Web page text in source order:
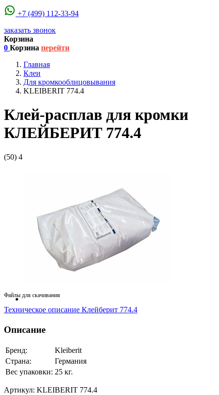
+7 (499) 112-33-94
заказать звонок
Корзина
0 Корзина перейти
Главная
Клеи
Для кромкооблицовывания
KLEIBERIT 774.4
Клей-расплав для кромки
КЛЕЙБЕРИТ 774.4
(50) 4
Файлы для скачивания
Техническое описание Клейберит 774.4
Описание
Бренд:
Kleiberit
Страна:
Германия
Вес упаковки: 25 кг.
Артикул: KLEIBERIT 774.4